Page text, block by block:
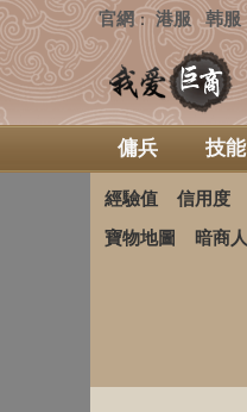
官網 ：港服 韩服
傭兵 技能
經驗值 信用度
寶物地圖 暗商人